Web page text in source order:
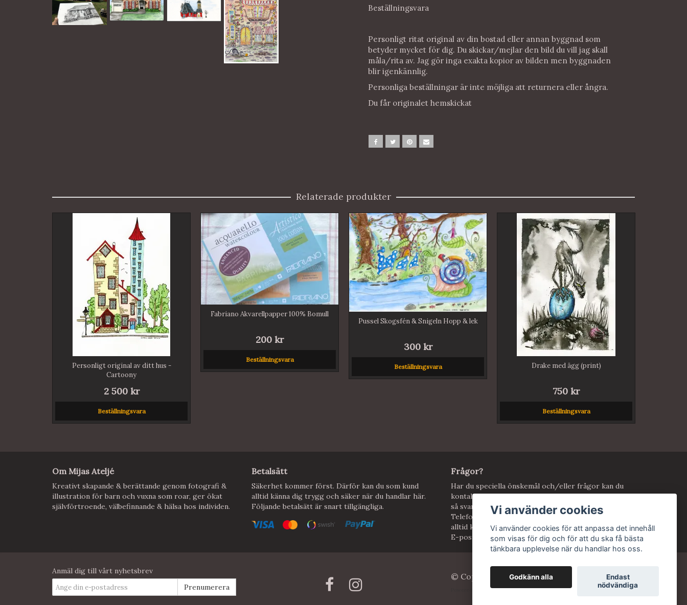
Beställningsvara
Personligt ritat original av din bostad eller annan byggnad som
betyder mycket för dig. Du skickar/mejlar den bild du vill jag skall
måla/rita av. Jag gör inga exakta kopior av bilden men byggnaden
blir igenkännlig.
Personliga beställningar är inte möjliga att returnera eller ångra.
Du får originalet hemskickat
Relaterade produkter
Personligt original av ditt hus -
Cartoony
2 500 kr
Beställningsvara
Fabriano Akvarellpapper 100% Bomull
200 kr
Beställningsvara
Pussel Skogsfén & Snigeln Hopp & lek
300 kr
Beställningsvara Drake med ägg (print)
750 kr
Beställningsvara
Om Mijas Ateljé
Kreativt skapande & berättande genom fotografi &
illustration för barn och vuxna som roar, ger ökat
självförtroende, välbefinnande & hälsa hos individen.
Betalsätt
Säkerhet kommer först. Därför kan du som kund
alltid känna dig trygg och säker när du handlar här.
Följande betalsätt är snart tillgängliga.
Frågor?
Har du speciella önskemål och/eller frågor kan du
kontakta mig! Använd kontaktformuläret eller maila
så svarar vi så snart jag kan.
Telefon: 070-6464107 men föredrar mejl då jag inte
alltid kan svara! Mejla på
E-postadress:info@mijasatelje.com
Anmäl dig till vårt nyhetsbrev
Prenumerera
© Copyright Mijas Atelje
Powered by Quickbutik
Vi använder cookies
Vi använder cookies för att anpassa det innehåll
som visas för dig och för att du ska få bästa
tänkbara upplevelse när du handlar hos oss.
Godkänn alla
Endast
nödvändiga